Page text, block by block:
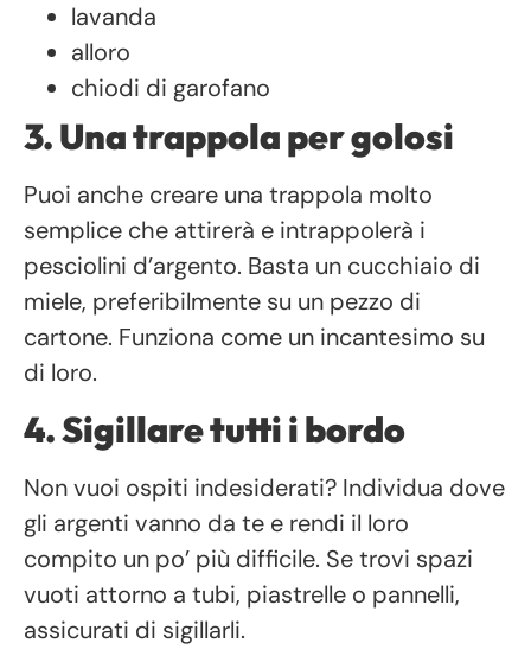
lavanda
alloro
chiodi di garofano
3. Una trappola per golosi
Puoi anche creare una trappola molto
semplice che attirerà e intrappolerà i
pesciolini d’argento. Basta un cucchiaio di
miele, preferibilmente su un pezzo di
cartone. Funziona come un incantesimo su
di loro.
4. Sigillare tutti i bordo
Non vuoi ospiti indesiderati? Individua dove
gli argenti vanno da te e rendi il loro
compito un po’ più difficile. Se trovi spazi
vuoti attorno a tubi, piastrelle o pannelli,
assicurati di sigillarli.